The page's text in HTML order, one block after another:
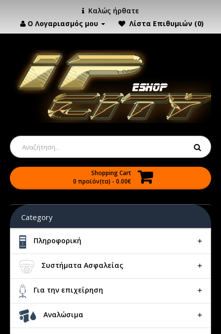
Καλώς ήρθατε
Ο Λογαριασμός μου
Λίστα Επιθυμιών (0)
Shopping Cart
0 προϊόν(τα) - 0.00€
Category
Πληροφορική
Συστήματα Ασφαλείας
Για την επιχείρηση
Αναλώσιμα